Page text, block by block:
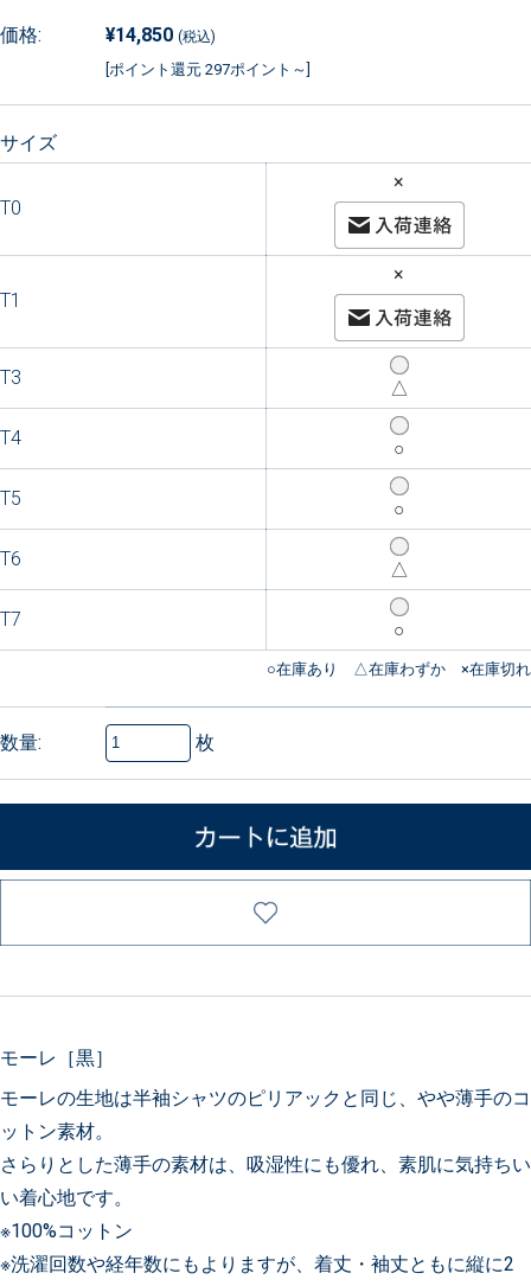
価格: ¥14,850 (税込)
[ポイント還元 297ポイント～]
サイズ
T0
×
T1
×
T3 △
T4 ○
T5 ○
T6 △
T7 ○
数量: 枚
モーレ［黒］
モーレの生地は半袖シャツのピリアックと同じ、やや薄手のコ
ットン素材。
さらりとした薄手の素材は、吸湿性にも優れ、素肌に気持ちい
い着心地です。
※100%コットン
※洗濯回数や経年数にもよりますが、着丈・袖丈ともに縦に2